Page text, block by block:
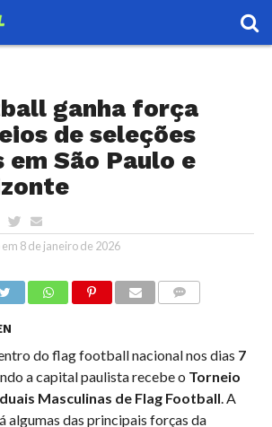
ganha força
de seleções
em São Paulo e
8 de janeiro de 2026
do flag football nacional nos dias 7
a capital paulista recebe o Torneio
Masculinas de Flag Football. A
algumas das principais forças da